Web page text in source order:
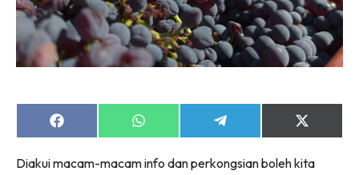
Share
on
Share
on
Share
on
Share
on
(Twitter)
Diakui macam-macam info dan perkongsian boleh kita